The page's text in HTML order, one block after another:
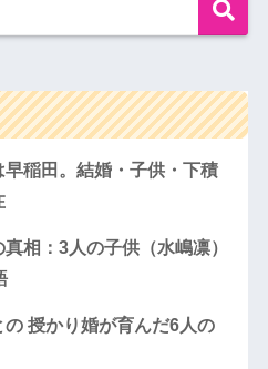
稲田。結婚・子供・下積
相：3人の子供（水嶋凛）
の 授かり婚が育んだ6人の